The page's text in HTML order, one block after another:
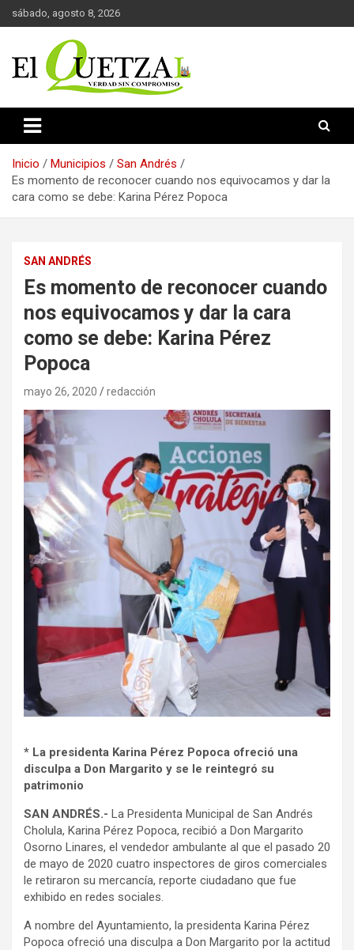
Saltar
al
sábado, agosto 8, 2026
El Quetzal de Cholula
Inicio Municipios
San Andrés
Es momento de reconocer cuando nos equivocamos y dar la
cara como se debe: Karina Pérez Popoca
SAN ANDRÉS
Es momento de reconocer cuando
nos equivocamos y dar la cara
como se debe: Karina Pérez
Popoca
mayo 26, 2020 redacción
* La presidenta Karina Pérez Popoca ofreció una
disculpa a Don Margarito y se le reintegró su
patrimonio
SAN ANDRÉS.- La Presidenta Municipal de San Andrés
Cholula, Karina Pérez Popoca, recibió a Don Margarito
Osorno Linares, el vendedor ambulante al que el pasado 20
de mayo de 2020 cuatro inspectores de giros comerciales
le retiraron su mercancía, reporte ciudadano que fue
exhibido en redes sociales.
A nombre del Ayuntamiento, la presidenta Karina Pérez
Popoca ofreció una disculpa a Don Margarito por la actitud